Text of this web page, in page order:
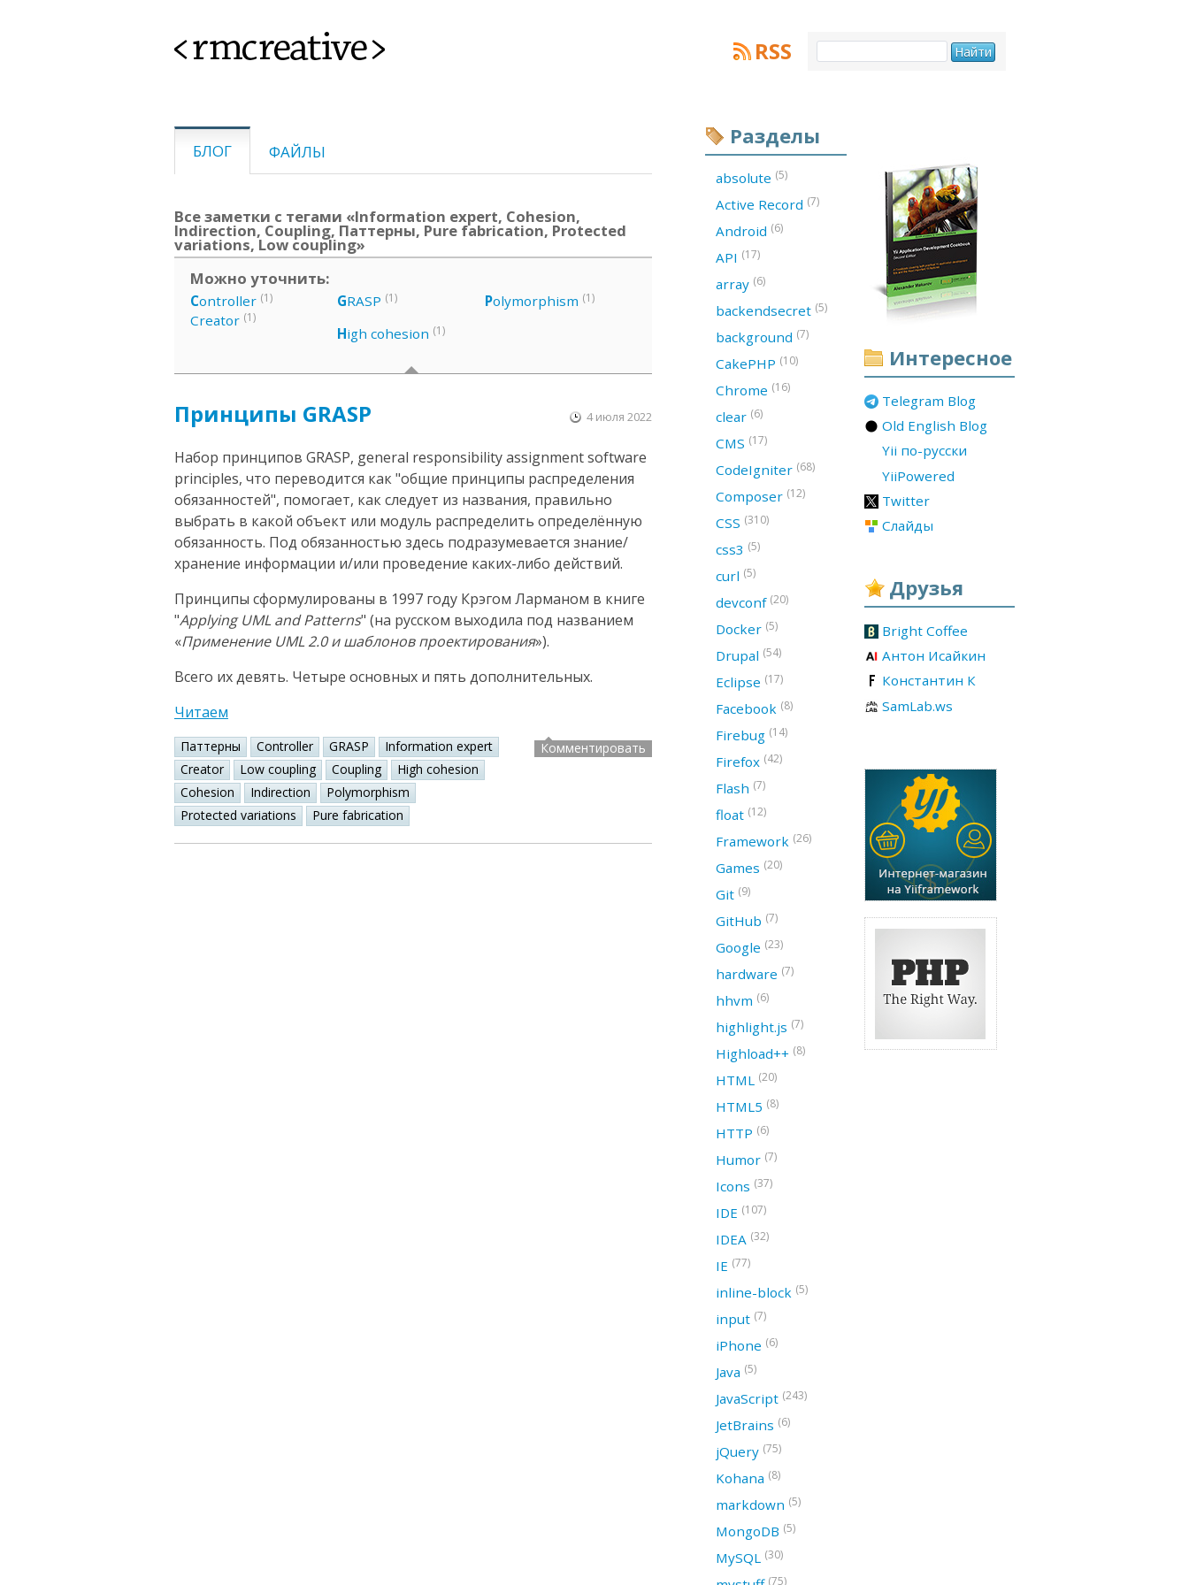
<rmcreative> RSS
БЛОГ ФАЙЛЫ
Все заметки с тегами «Information expert, Cohesion,
Indirection, Coupling, Паттерны, Pure fabrication, Protected
variations, Low coupling»
Можно уточнить:
Controller (1)
Creator (1)
GRASP (1)
High cohesion (1)
Polymorphism (1)
Принципы GRASP 4 июля 2022
Набор принципов GRASP, general responsibility assignment software
principles, что переводится как "общие принципы распределения
обязанностей", помогает, как следует из названия, правильно
выбрать в какой объект или модуль распределить определённую
обязанность. Под обязанностью здесь подразумевается знание/
хранение информации и/или проведение каких-либо действий.
Принципы сформулированы в 1997 году Крэгом Ларманом в книге
"Applying UML and Patterns" (на русском выходила под названием
«Применение UML 2.0 и шаблонов проектирования»).
Всего их девять. Четыре основных и пять дополнительных.
Читаем
Паттерны Controller GRASP
Information expert
Creator
Low coupling Coupling
High cohesion
Cohesion
Indirection
Polymorphism
Protected variations
Pure fabrication
Комментировать
Интересное
Telegram Blog
Old English Blog
Yii по-русски
YiiPowered
Twitter
Слайды
Друзья
Bright Coffee
Антон Исайкин
Константин К
SamLab.ws
Разделы
absolute (5)
Active Record (7)
Android (6)
API (17)
array (6)
backendsecret (5)
background (7)
CakePHP (10)
Chrome (16)
clear (6)
CMS (17)
CodeIgniter (68)
Composer (12)
CSS (310)
css3 (5)
curl (5)
devconf (20)
Docker (5)
Drupal (54)
Eclipse (17)
Facebook (8)
Firebug (14)
Firefox (42)
Flash (7)
float (12)
Framework (26)
Games (20)
Git (9)
GitHub (7)
Google (23)
hardware (7)
hhvm (6)
highlight.js (7)
Highload++ (8)
HTML (20)
HTML5 (8)
HTTP (6)
Humor (7)
Icons (37)
IDE (107)
IDEA (32)
IE (77)
inline-block (5)
input (7)
iPhone (6)
Java (5)
JavaScript (243)
JetBrains (6)
jQuery (75)
Kohana (8)
markdown (5)
MongoDB (5)
MySQL (30)
(75)